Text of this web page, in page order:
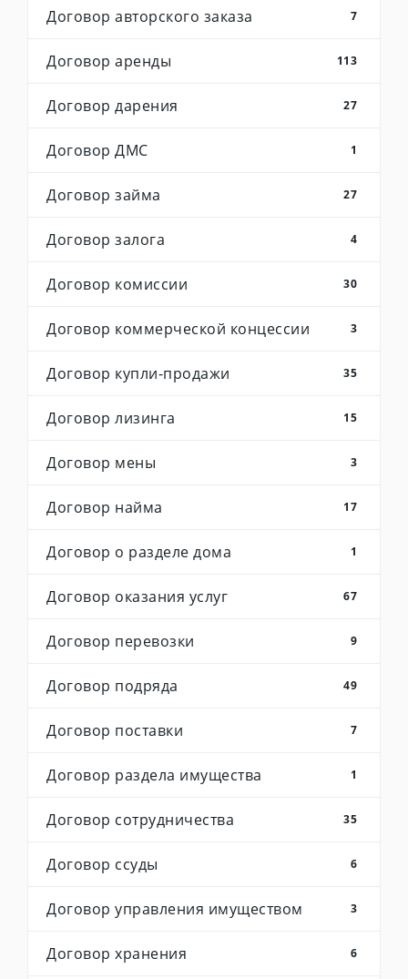
Договор авторского заказа 7
Договор аренды 113
Договор дарения 27
Договор ДМС 1
Договор займа 27
Договор залога 4
Договор комиссии 30
Договор коммерческой концессии 3
Договор купли-продажи 35
Договор лизинга 15
Договор мены 3
Договор найма 17
Договор о разделе дома 1
Договор оказания услуг 67
Договор перевозки 9
Договор подряда 49
Договор поставки 7
Договор раздела имущества 1
Договор сотрудничества 35
Договор ссуды 6
Договор управления имуществом 3
Договор хранения 6